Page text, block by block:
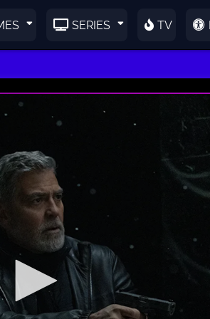
SERIES TV